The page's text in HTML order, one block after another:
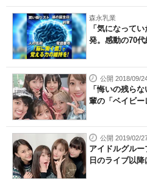
森永乳業
「気になって
発。感動の70代
公開 2018/09/
「悔いの残ら
輩の「ベイビ
公開 2019/02/
アイドルグル
日のライブ以